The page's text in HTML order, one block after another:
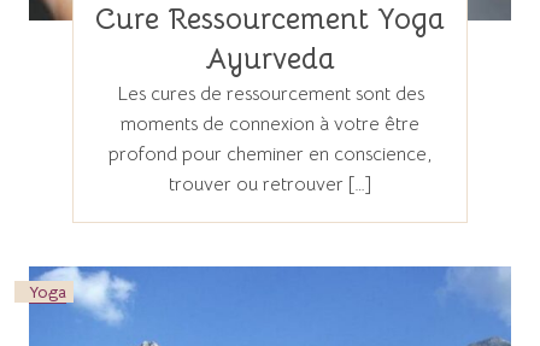
Cure Ressourcement Yoga
Ayurveda
Les cures de ressourcement sont des
moments de connexion à votre être
profond pour cheminer en conscience,
trouver ou retrouver […]
Yoga